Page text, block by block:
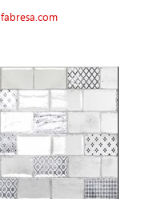
fabresa.com